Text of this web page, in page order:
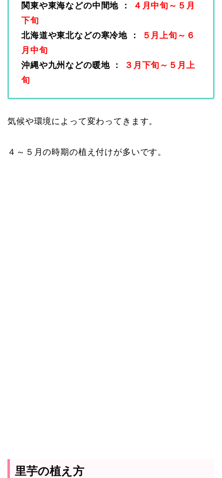
関東や東海などの中間地 ：
４月中旬～５月
下旬
北海道や東北などの寒冷地 ：
５月上旬～６
月中旬
沖縄や九州などの暖地 ：
３月下旬～５月上
旬
気候や環境によって変わってきます。
４～５月の時期の植え付けが多いです。
里芋の植え方